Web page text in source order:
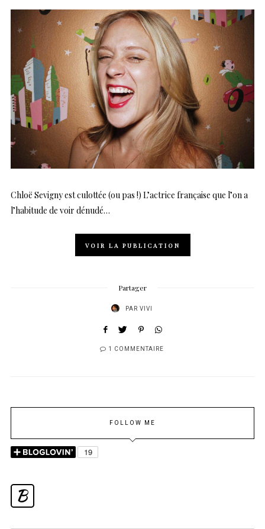
Chloë Sevigny est culottée (ou pas !) L’actrice française que l’on a
l’habitude de voir dénudé…
VOIR LA PUBLICATION
Partager
PAR VIVI
1 COMMENTAIRE
FOLLOW ME
B